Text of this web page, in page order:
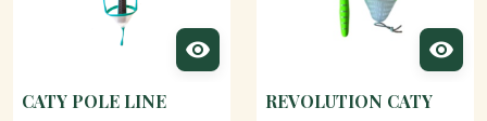

CATY POLE LINE

REVOLUTION CATY